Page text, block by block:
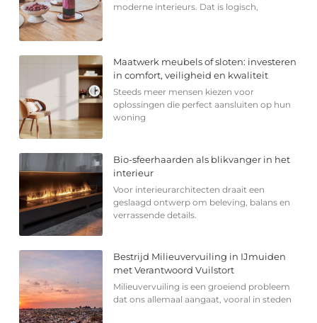
moderne interieurs. Dat is logisch,
Maatwerk meubels of sloten: investeren
in comfort, veiligheid en kwaliteit
Steeds meer mensen kiezen voor
oplossingen die perfect aansluiten op hun
woning
Bio-sfeerhaarden als blikvanger in het
interieur
Voor interieurarchitecten draait een
geslaagd ontwerp om beleving, balans en
verrassende details.
Bestrijd Milieuvervuiling in IJmuiden
met Verantwoord Vuilstort
Milieuvervuiling is een groeiend probleem
dat ons allemaal aangaat, vooral in steden